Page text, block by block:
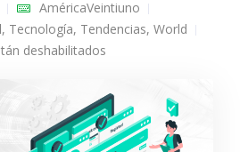
AméricaVeintiuno
, Tecnología, Tendencias, World
deshabilitados